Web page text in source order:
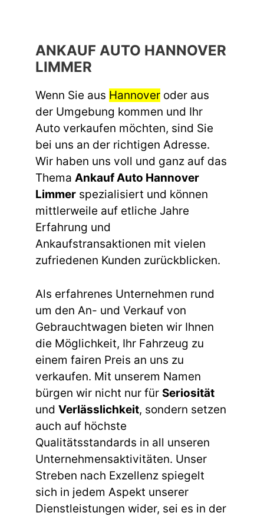
ANKAUF AUTO HANNOVER
LIMMER
Wenn Sie aus Hannover oder aus
der Umgebung kommen und Ihr
Auto verkaufen möchten, sind Sie
bei uns an der richtigen Adresse.
Wir haben uns voll und ganz auf das
Thema Ankauf Auto Hannover
Limmer spezialisiert und können
mittlerweile auf etliche Jahre
Erfahrung und
Ankaufstransaktionen mit vielen
zufriedenen Kunden zurückblicken.
Als erfahrenes Unternehmen rund
um den An- und Verkauf von
Gebrauchtwagen bieten wir Ihnen
die Möglichkeit, Ihr Fahrzeug zu
einem fairen Preis an uns zu
verkaufen. Mit unserem Namen
bürgen wir nicht nur für Seriosität
und Verlässlichkeit, sondern setzen
auch auf höchste
Qualitätsstandards in all unseren
Unternehmensaktivitäten. Unser
Streben nach Exzellenz spiegelt
sich in jedem Aspekt unserer
Dienstleistungen wider, sei es in der